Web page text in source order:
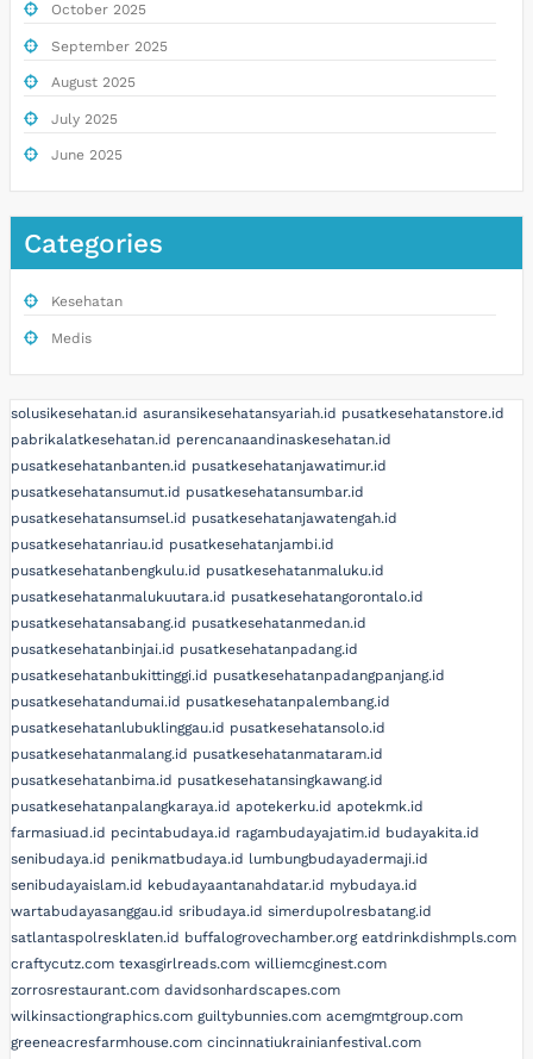
October 2025
September 2025
August 2025
July 2025
June 2025
Categories
Kesehatan
Medis
solusikesehatan.id asuransikesehatansyariah.id pusatkesehatanstore.id
pabrikalatkesehatan.id perencanaandinaskesehatan.id
pusatkesehatanbanten.id pusatkesehatanjawatimur.id
pusatkesehatansumut.id pusatkesehatansumbar.id
pusatkesehatansumsel.id pusatkesehatanjawatengah.id
pusatkesehatanriau.id pusatkesehatanjambi.id
pusatkesehatanbengkulu.id pusatkesehatanmaluku.id
pusatkesehatanmalukuutara.id pusatkesehatangorontalo.id
pusatkesehatansabang.id pusatkesehatanmedan.id
pusatkesehatanbinjai.id pusatkesehatanpadang.id
pusatkesehatanbukittinggi.id pusatkesehatanpadangpanjang.id
pusatkesehatandumai.id pusatkesehatanpalembang.id
pusatkesehatanlubuklinggau.id pusatkesehatansolo.id
pusatkesehatanmalang.id pusatkesehatanmataram.id
pusatkesehatanbima.id pusatkesehatansingkawang.id
pusatkesehatanpalangkaraya.id apotekerku.id apotekmk.id
farmasiuad.id pecintabudaya.id ragambudayajatim.id budayakita.id
senibudaya.id penikmatbudaya.id lumbungbudayadermaji.id
senibudayaislam.id kebudayaantanahdatar.id mybudaya.id
wartabudayasanggau.id sribudaya.id simerdupolresbatang.id
satlantaspolresklaten.id buffalogrovechamber.org eatdrinkdishmpls.com
craftycutz.com texasgirlreads.com williemcginest.com
zorrosrestaurant.com davidsonhardscapes.com
wilkinsactiongraphics.com guiltybunnies.com acemgmtgroup.com
greeneacresfarmhouse.com cincinnatiukrainianfestival.com